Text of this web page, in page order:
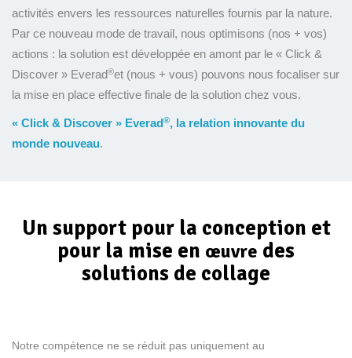
activités envers les ressources naturelles fournis par la nature.
Par ce nouveau mode de travail, nous optimisons (nos + vos)
actions : la solution est développée en amont par le « Click &
Discover » Everad®et (nous + vous) pouvons nous focaliser sur
la mise en place effective finale de la solution chez vous.
« Click & Discover » Everad ®, la relation innovante du
monde nouveau.
Un support pour la conception et
pour la mise en œuvre des
solutions de collage
Notre compétence ne se réduit pas uniquement au